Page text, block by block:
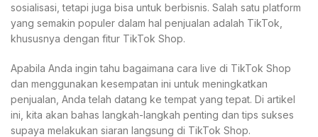
sosialisasi, tetapi juga bisa untuk berbisnis. Salah satu platform
yang semakin populer dalam hal penjualan adalah TikTok,
khususnya dengan fitur TikTok Shop.
Apabila Anda ingin tahu bagaimana cara live di TikTok Shop
dan menggunakan kesempatan ini untuk meningkatkan
penjualan, Anda telah datang ke tempat yang tepat. Di artikel
ini, kita akan bahas langkah-langkah penting dan tips sukses
supaya melakukan siaran langsung di TikTok Shop.